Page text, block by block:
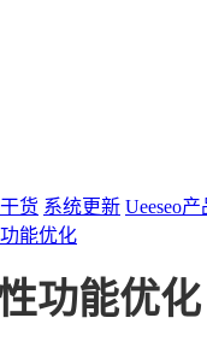
货 系统更新 Ueeseo产
能优化
功能优化